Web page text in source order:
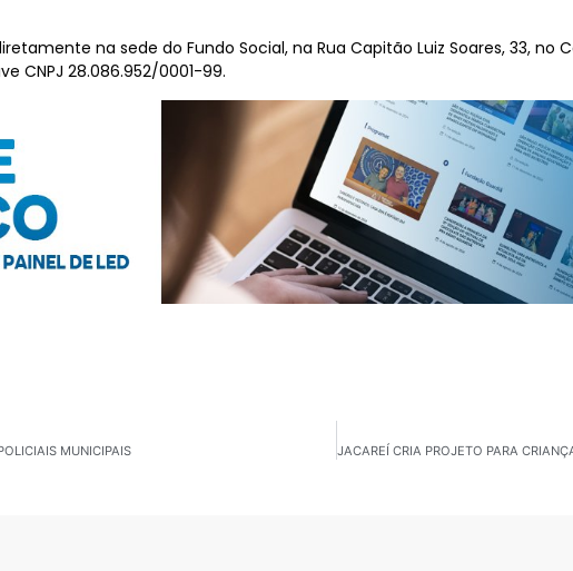
na sede do Fundo Social, na Rua Capitão Luiz Soares, 33, no
CNPJ 28.086.952/0001-99.
MUNICIPAIS